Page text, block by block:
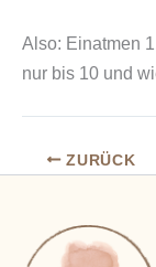
Also: Einatmen
nur bis 10 und
ZURÜCK